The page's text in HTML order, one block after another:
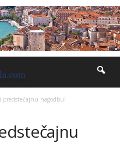
predstečajnu nagodbu!